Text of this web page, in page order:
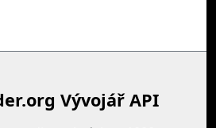
Vývojář API